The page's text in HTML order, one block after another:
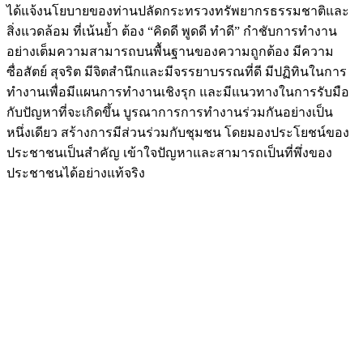
ได้แจ้งนโยบายของท่านปลัดกระทรวงทรัพยากรธรรมชาติและ
สิ่งแวดล้อม ที่เน้นย้ำ ต้อง “คิดดี พูดดี ทำดี” กำชับการทำงาน
อย่างเต็มความสามารถบนพื้นฐานของความถูกต้อง มีความ
ซื่อสัตย์ สุจริต มีจิตสำนึกและมีจรรยาบรรณที่ดี มีปฏิทินในการ
ทำงานเพื่อมีแผนการทำงานเชิงรุก และมีแนวทางในการรับมือ
กับปัญหาที่จะเกิดขึ้น บูรณาการการทำงานร่วมกันอย่างเป็น
หนึ่งเดียว สร้างการมีส่วนร่วมกับชุมชน โดยมองประโยชน์ของ
ประชาชนเป็นสำคัญ เข้าใจปัญหาและสามารถเป็นที่พึ่งของ
ประชาชนได้อย่างแท้จริง